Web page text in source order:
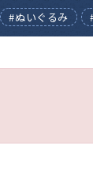
#ぬいぐるみ